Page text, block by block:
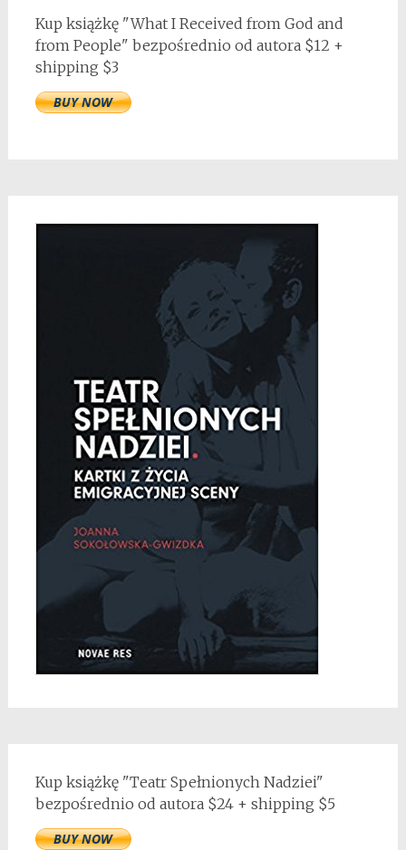
Kup książkę "What I Received from God and
from People" bezpośrednio od autora $12 +
shipping $3
Kup książkę "Teatr Spełnionych Nadziei"
bezpośrednio od autora $24 + shipping $5